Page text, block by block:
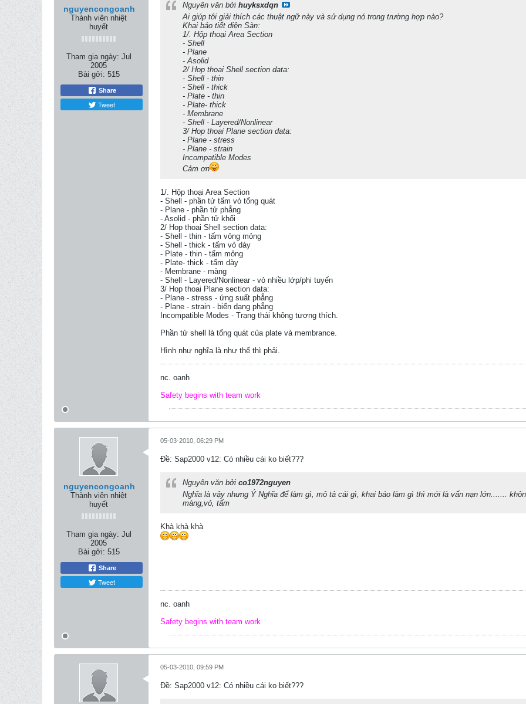
nguyencongoanh
Thành viên nhiệt
huyết
Tham gia ngày: Jul
2005
Bài gởi: 515
Share
Tweet
Nguyên văn bởi huyksxdqn
Ai giúp tôi giải thích các thuật ngữ này và sử dụng nó trong trường hợp nào?
Khai báo tiết diện Sàn:
1/. Hộp thoại Area Section
- Shell
- Plane
- Asolid
2/ Hop thoai Shell section data:
- Shell - thin
- Shell - thick
- Plate - thin
- Plate- thick
- Membrane
- Shell - Layered/Nonlinear
3/ Hop thoai Plane section data:
- Plane - stress
- Plane - strain
Incompatible Modes
Cảm ơn
1/. Hộp thoại Area Section
- Shell - phần tử tấm vỏ tổng quát
- Plane - phần tử phẳng
- Asolid - phần tử khối
2/ Hop thoai Shell section data:
- Shell - thin - tấm vỏng mỏng
- Shell - thick - tấm vỏ dày
- Plate - thin - tấm mỏng
- Plate- thick - tấm dày
- Membrane - màng
- Shell - Layered/Nonlinear - vỏ nhiều lớp/phi tuyến
3/ Hop thoai Plane section data:
- Plane - stress - ứng suất phẳng
- Plane - strain - biến dạng phẳng
Incompatible Modes - Trạng thái không tương thích.
Phần tử shell là tổng quát của plate và membrance.
Hình như nghĩa là như thế thì phải.
nc. oanh
Safety begins with team work
nguyencongoanh
Thành viên nhiệt
huyết
Tham gia ngày: Jul
2005
Bài gởi: 515
Share
Tweet
05-03-2010, 06:29 PM
Ðề: Sap2000 v12: Có nhiều cái ko biết???
Nguyên văn bởi co1972nguyen
Nghĩa là vậy nhưng Ý Nghĩa để làm gì, mô tả cái gì, khai báo làm gì thì mới là vấn nạn lớn.......
màng,vỏ, tấm
Khà khà khà
nc. oanh
Safety begins with team work
05-03-2010, 09:59 PM
Ðề: Sap2000 v12: Có nhiều cái ko biết???